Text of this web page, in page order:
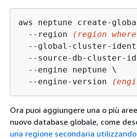
aws neptune create-
  --region
(region
--global-cluster-
--source-db-cluster-
  --engine neptune \
  --engine-version
Ora puoi aggiungere una o più
nuovo database globale, come
una regione secondaria utilizzando